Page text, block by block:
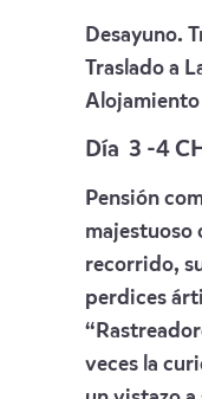
Desayuno.
Traslado a
Alojamiento
Día 3 -4
Pensión
majestuoso
recorrido,
perdices
veces la